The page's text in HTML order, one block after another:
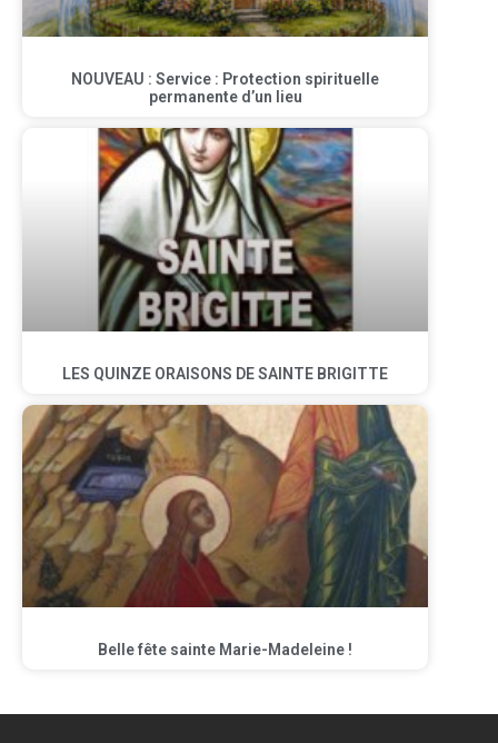
NOUVEAU : Service : Protection spirituelle
permanente d’un lieu
LES QUINZE ORAISONS DE SAINTE BRIGITTE
Belle fête sainte Marie-Madeleine !